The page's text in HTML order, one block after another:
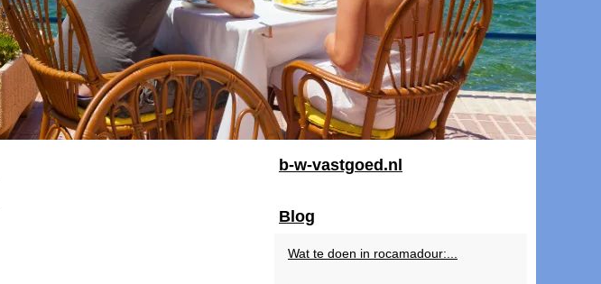
b-w-vastgoed.nl
Blog
Wat te doen in rocamadour:...